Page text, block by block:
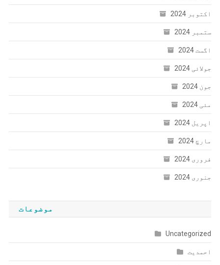
اکتوبر 2024
ستمبر 2024
اگست 2024
جولائی 2024
جون 2024
مئی 2024
اپریل 2024
مارچ 2024
فروری 2024
جنوری 2024
موضوعات
Uncategorized
احمدیت